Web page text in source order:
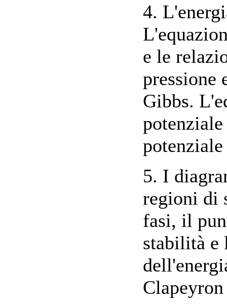
4.
e le
pressione
Gibbs.
5. I
regioni di
fasi, il
stabilità